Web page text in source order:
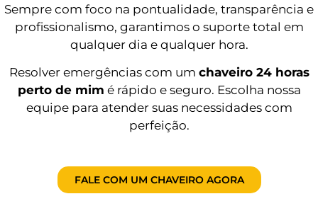
Sempre com foco na pontualidade, transparência e
profissionalismo, garantimos o suporte total em
qualquer dia e qualquer hora.
Resolver emergências com um chaveiro 24 horas
perto de mim é rápido e seguro. Escolha nossa
equipe para atender suas necessidades com
perfeição.
FALE COM UM CHAVEIRO AGORA